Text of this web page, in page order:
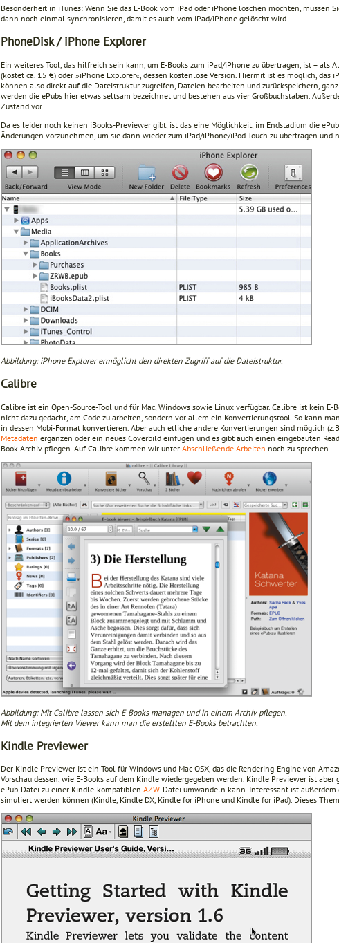
Besonderheit in iTunes: Wenn Sie das E-Book vom iPad oder iPhone löschen möchten, müssen
dann noch einmal synchronisieren, damit es auch vom iPad/iPhone gelöscht wird.
PhoneDisk / iPhone Explorer
Ein weiteres Tool, das hilfreich sein kann, um E-Books zum iPad/iPhone zu übertragen, ist – als
(kostet ca. 15 €) oder »iPhone Explorer«, dessen kostenlose Version. Hiermit ist es möglich, das
können also direkt auf die Dateistruktur zugreifen, Dateien bearbeiten und zurückspeichern,
werden die ePubs hier etwas seltsam bezeichnet und bestehen aus vier Großbuchstaben.
Zustand vor.
Da es leider noch keinen iBooks-Previewer gibt, ist das eine Möglichkeit, im Endstadium die
Änderungen vorzunehmen, um sie dann wieder zum iPad/iPhone/iPod-Touch zu übertragen und
Abbildung: iPhone Explorer ermöglicht den direkten Zugriff auf die Dateistruktur.
Calibre
Calibre ist ein Open-Source-Tool und für Mac, Windows sowie Linux verfügbar. Calibre ist kein E-
nicht dazu gedacht, am Code zu arbeiten, sondern vor allem ein Konvertierungstool. So kann
in dessen Mobi-Format konvertieren. Aber auch etliche andere Konvertierungen sind möglich
Metadaten ergänzen oder ein neues Coverbild einfügen und es gibt auch einen eingebauten
Book-Archiv pflegen. Auf Calibre kommen wir unter Abschließende Arbeiten noch zu sprechen.
Abbildung: Mit Calibre lassen sich E-Books managen und in einem Archiv pflegen.
Mit dem integrierten Viewer kann man die erstellten E-Books betrachten.
Kindle Previewer
Der Kindle Previewer ist ein Tool für Windows und Mac OSX, das die Rendering-Engine von
Vorschau dessen, wie E-Books auf dem Kindle wiedergegeben werden. Kindle Previewer ist
ePub-Datei zu einer Kindle-kompatiblen AZW-Datei umwandeln kann. Interessant ist
simuliert werden können (Kindle, Kindle DX, Kindle for iPhone und Kindle for iPad). Dieses